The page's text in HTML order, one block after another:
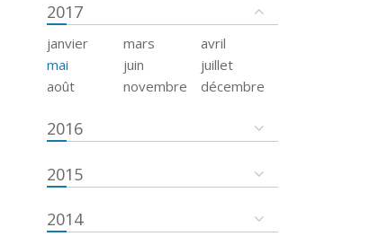
2017
janvier mars
avril
mai
juin
juillet
août
novembre décembre
2016
2015
2014